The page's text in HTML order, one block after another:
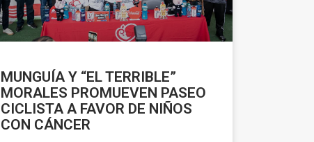
MUNGUÍA Y “EL TERRIBLE”
MORALES PROMUEVEN PASEO
CICLISTA A FAVOR DE NIÑOS
CON CÁNCER